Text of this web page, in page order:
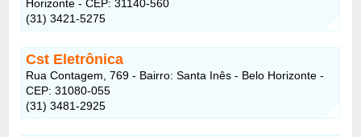
Horizonte - CEP: 31140-560
(31) 3421-5275
Cst Eletrônica
Rua Contagem, 769 - Bairro: Santa Inês - Belo Horizonte -
CEP: 31080-055
(31) 3481-2925